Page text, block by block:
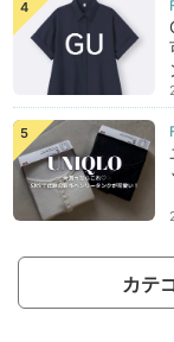
カテ